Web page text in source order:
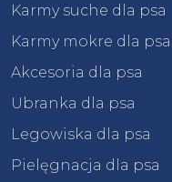
Karmy suche dla psa
Karmy mokre dla psa
Akcesoria dla psa
Ubranka dla psa
Legowiska dla psa
Pielęgnacja dla psa